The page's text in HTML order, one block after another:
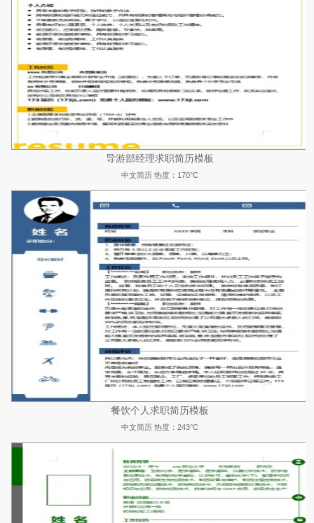
导游部经理求职简历模板
中文简历 热度：170°C
餐饮个人求职简历模板
中文简历 热度：243°C